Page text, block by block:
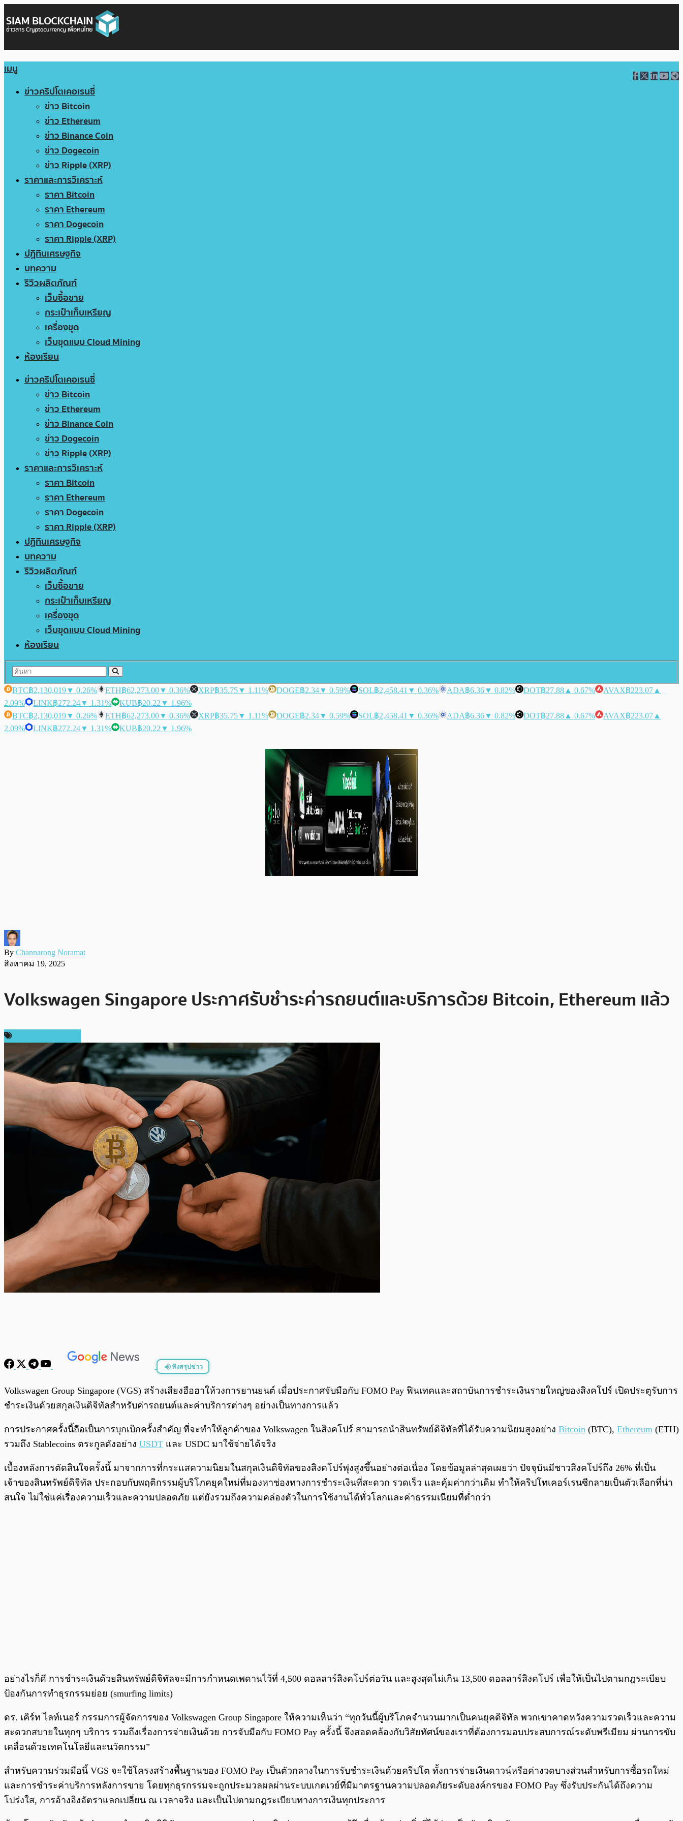
เมนู
ข่าวคริปโตเคอเรนซี่
ข่าว Bitcoin
ข่าว Ethereum
ข่าว Binance Coin
ข่าว Dogecoin
ข่าว Ripple (XRP)
ราคาและการวิเคราะห์
ราคา Bitcoin
ราคา Ethereum
ราคา Dogecoin
ราคา Ripple (XRP)
ปฏิทินเศรษฐกิจ
บทความ
รีวิวผลิตภัณฑ์
เว็บซื้อขาย
กระเป๋าเก็บเหรียญ
เครื่องขุด
เว็บขุดแบบ Cloud Mining
ห้องเรียน
ข่าวคริปโตเคอเรนซี่
ข่าว Bitcoin
ข่าว Ethereum
ข่าว Binance Coin
ข่าว Dogecoin
ข่าว Ripple (XRP)
ราคาและการวิเคราะห์
ราคา Bitcoin
ราคา Ethereum
ราคา Dogecoin
ราคา Ripple (XRP)
ปฏิทินเศรษฐกิจ
บทความ
รีวิวผลิตภัณฑ์
เว็บซื้อขาย
กระเป๋าเก็บเหรียญ
เครื่องขุด
เว็บขุดแบบ Cloud Mining
ห้องเรียน
BTC฿2,130,019▼ 0.26% ETH฿62,273.00▼ 0.36% XRP฿35.75▼ 1.11% DOGE฿2.34▼ 0.59% SOL฿2,458.41 ▼ 0.36% ADA฿6.36▼ 0.82% DOT฿27.88 ▲ 0.67% AVAX฿223.07 ▲
2.09%
LINK฿272.24▼ 1.31% KUB฿20.22 ▼ 1.96%
BTC฿2,130,019▼ 0.26% ETH฿62,273.00▼ 0.36% XRP฿35.75▼ 1.11% DOGE฿2.34▼ 0.59% SOL฿2,458.41 ▼ 0.36% ADA฿6.36▼ 0.82% DOT฿27.88 ▲ 0.67% AVAX฿223.07 ▲
2.09%
LINK฿272.24▼ 1.31% KUB฿20.22 ▼ 1.96%
By Channarong Noramat
สิงหาคม 19, 2025
Volkswagen Singapore ประกาศรับชำระค่ารถยนต์และบริการด้วย Bitcoin, Ethereum แล้ว
ฟังสรุปข่าว
พร้อมเล่น 0:00/ 0:00
Volkswagen Group Singapore (VGS) สร้างเสียงฮือฮาให้วงการยานยนต์ เมื่อประกาศจับมือกับ FOMO Pay ฟินเทคและสถาบันการชำระเงินรายใหญ่ของสิงคโปร์ เปิดประตูรับการ
ชำระเงินด้วยสกุลเงินดิจิทัลสำหรับค่ารถยนต์และค่าบริการต่างๆ อย่างเป็นทางการแล้ว
การประกาศครั้งนี้ถือเป็นการบุกเบิกครั้งสำคัญ ที่จะทำให้ลูกค้าของ Volkswagen ในสิงคโปร์ สามารถนำสินทรัพย์ดิจิทัลที่ได้รับความนิยมสูงอย่าง Bitcoin (BTC), Ethereum (ETH)
รวมถึง Stablecoins ตระกูลดังอย่าง USDT และ USDC มาใช้จ่ายได้จริง
เบื้องหลังการตัดสินใจครั้งนี้ มาจากการที่กระแสความนิยมในสกุลเงินดิจิทัลของสิงคโปร์พุ่งสูงขึ้นอย่างต่อเนื่อง โดยข้อมูลล่าสุดเผยว่า ปัจจุบันมีชาวสิงคโปร์ถึง 26% ที่เป็น
เจ้าของสินทรัพย์ดิจิทัล ประกอบกับพฤติกรรมผู้บริโภคยุคใหม่ที่มองหาช่องทางการชำระเงินที่สะดวก รวดเร็ว และคุ้มค่ากว่าเดิม ทำให้คริปโทเคอร์เรนซีกลายเป็นตัวเลือกที่น่า
สนใจ ไม่ใช่แค่เรื่องความเร็วและความปลอดภัย แต่ยังรวมถึงความคล่องตัวในการใช้งานได้ทั่วโลกและค่าธรรมเนียมที่ต่ำกว่า
อย่างไรก็ดี การชำระเงินด้วยสินทรัพย์ดิจิทัลจะมีการกำหนดเพดานไว้ที่ 4,500 ดอลลาร์สิงคโปร์ต่อวัน และสูงสุดไม่เกิน 13,500 ดอลลาร์สิงคโปร์ เพื่อให้เป็นไปตามกฎระเบียบ
ป้องกันการทำธุรกรรมย่อย (smurfing limits)
ดร. เคิร์ท ไลท์เนอร์ กรรมการผู้จัดการของ Volkswagen Group Singapore ให้ความเห็นว่า “ทุกวันนี้ผู้บริโภคจำนวนมากเป็นคนยุคดิจิทัล พวกเขาคาดหวังความรวดเร็วและความ
สะดวกสบายในทุกๆ บริการ รวมถึงเรื่องการจ่ายเงินด้วย การจับมือกับ FOMO Pay ครั้งนี้ จึงสอดคล้องกับวิสัยทัศน์ของเราที่ต้องการมอบประสบการณ์ระดับพรีเมียม ผ่านการขับ
เคลื่อนด้วยเทคโนโลยีและนวัตกรรม”
สำหรับความร่วมมือนี้ VGS จะใช้โครงสร้างพื้นฐานของ FOMO Pay เป็นตัวกลางในการรับชำระเงินด้วยคริปโต ทั้งการจ่ายเงินดาวน์หรือค่างวดบางส่วนสำหรับการซื้อรถใหม่
และการชำระค่าบริการหลังการขาย โดยทุกธุรกรรมจะถูกประมวลผลผ่านระบบเกตเวย์ที่มีมาตรฐานความปลอดภัยระดับองค์กรของ FOMO Pay ซึ่งรับประกันได้ถึงความ
โปร่งใส, การอ้างอิงอัตราแลกเปลี่ยน ณ เวลาจริง และเป็นไปตามกฎระเบียบทางการเงินทุกประการ